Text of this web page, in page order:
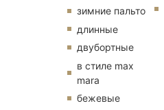
зимние пальто
длинные
двубортные
в стиле max
mara
бежевые